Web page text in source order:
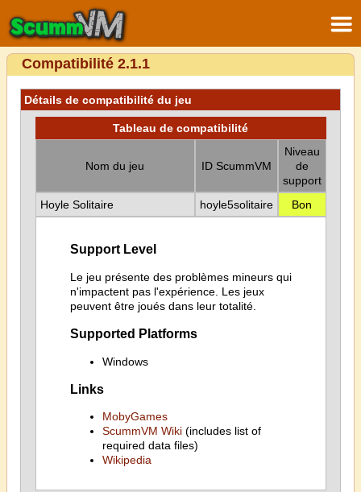
Compatibilité 2.1.1
Détails de compatibilité du jeu
Tableau de compatibilité
Nom du jeu ID ScummVM
Niveau
de
support
Hoyle Solitaire
hoyle5solitaire Bon
Support Level
Le jeu présente des problèmes mineurs qui
n'impactent pas l'expérience. Les jeux
peuvent être joués dans leur totalité.
Supported Platforms
Windows
Links
MobyGames
ScummVM Wiki(includes list of
required data files)
Wikipedia